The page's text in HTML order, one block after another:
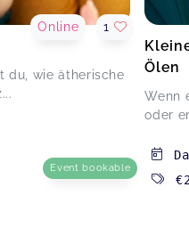
du, wie ätherische
Online 1
Event bookable
Ölen
Wenn
oder